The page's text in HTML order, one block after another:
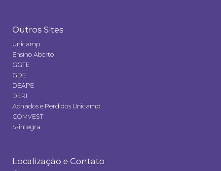
Outros Sites
Unicamp
Ensino Aberto
GGTE
GDE
DEAPE
DERI
Achados e Perdidos Unicamp
COMVEST
S-integra
Localização e Contato